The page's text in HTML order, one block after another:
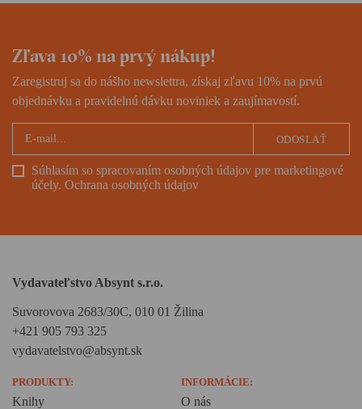
Sovietskeho zväzu.
Zľava 10% na prvý nákup!
Zaregistruj sa do nášho newslettra, získaj zľavu 10% na prvú
objednávku a pravidelnú dávku noviniek a zaujímavostí.
Súhlasím so spracovaním osobných údajov pre marketingové
účely. Ochrana osobných údajov
ODOSLAŤ
Vydavateľstvo Absynt s.r.o.
Suvorovova 2683/30C, 010 01 Žilina
+421 905 793 325
vydavatelstvo@absynt.sk
PRODUKTY:
Knihy
INFORMÁCIE:
O nás